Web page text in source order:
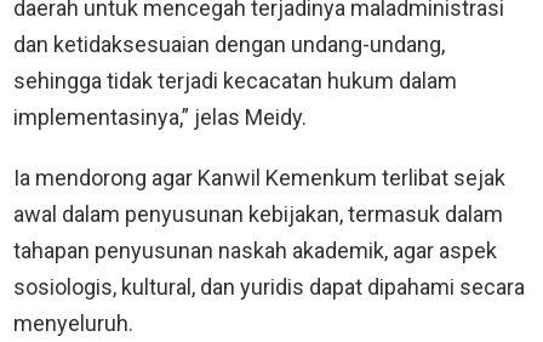
daerah untuk mencegah terjadinya maladministrasi
dan ketidaksesuaian dengan undang-undang,
sehingga tidak terjadi kecacatan hukum dalam
implementasinya,” jelas Meidy.
Ia mendorong agar Kanwil Kemenkum terlibat sejak
awal dalam penyusunan kebijakan, termasuk dalam
tahapan penyusunan naskah akademik, agar aspek
sosiologis, kultural, dan yuridis dapat dipahami secara
menyeluruh.